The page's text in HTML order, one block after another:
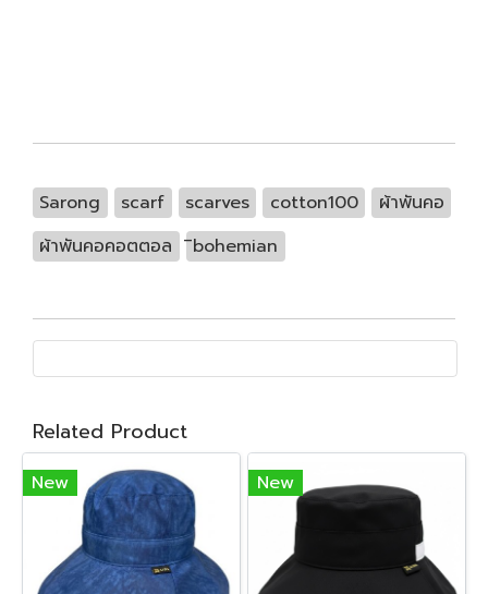
Sarong scarf scarves cotton100
ผ้าพันคอ
ผ้าพันคอคอตตอล
ิbohemian
Related Product
New New